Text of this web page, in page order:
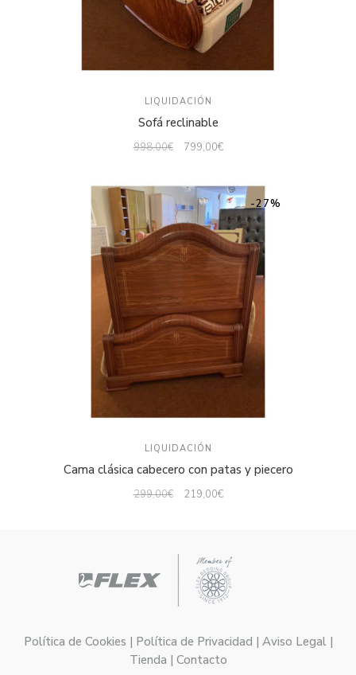
LIQUIDACIÓN
Sofá reclinable
998,00€ 799,00€
-27%
LIQUIDACIÓN
Cama clásica cabecero con patas y piecero
299,00€ 219,00€
Política de Cookies | Política de Privacidad | Aviso Legal |
Tienda | Contacto